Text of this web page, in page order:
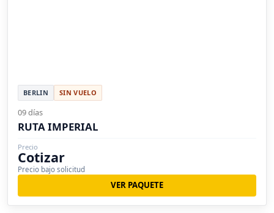
BERLIN SIN VUELO
09 días
RUTA IMPERIAL
Precio
Cotizar
Precio bajo solicitud
VER PAQUETE